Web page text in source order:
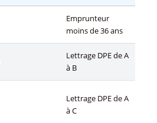
Emprunteur
moins de 36 ans
Lettrage DPE de A
à B
Lettrage DPE de A
à C